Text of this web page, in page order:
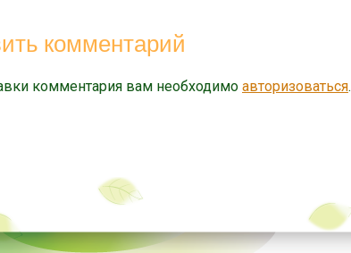
комментарий
комментария вам необходимо авторизоваться.